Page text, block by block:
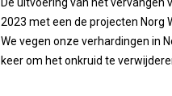
2023 met een de projecten Norg
We vegen onze verhardingen in
keer om het onkruid te